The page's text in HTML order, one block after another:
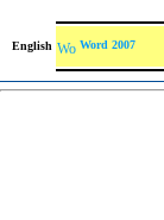
English Word 2007